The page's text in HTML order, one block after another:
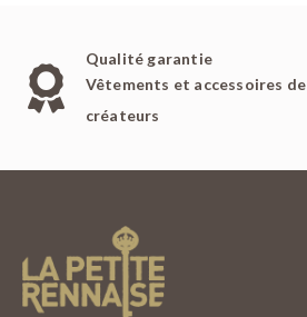
Qualité garantie
Vêtements et accessoires de
créateurs